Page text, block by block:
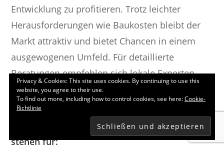
Entwicklung zu profitieren. Trotz leichter
Herausforderungen wie Baukosten bleibt der
Markt attraktiv und bietet Chancen in einem
ausgewogenen Umfeld. Für detaillierte
Beratungen empfehlen sich lokale Experten,
um individuelle Bedürfnisse optimal zu
adressieren.
Die Immobiliensachverständigen Kirchner
stehen für:
Privacy & Cookies: This site uses cookies. By continuing to use this
website, you agree to their use.
To find out more, including how to control cookies, see here:Cookie-
Richtlinie